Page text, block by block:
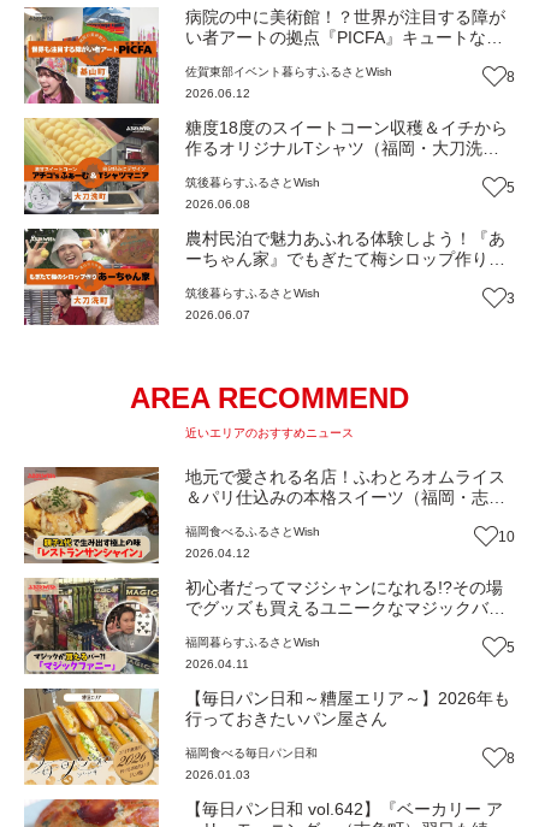
病院の中に美術館！？世界が注目する障が
い者アートの拠点『PICFA』キュートなオ
とWish】
佐賀東部イベント暮らす ふるさとWish
2026.06.12
8
糖度18度のスイートコーン収穫＆イチから
作るオリジナルTシャツ（福岡・大刀洗
筑後暮らす ふるさとWish
2026.06.08
5
農村民泊で魅力あふれる体験しよう！『あ
ーちゃん家』でもぎたて梅シロップ作り
筑後暮らすふるさとWish
2026.06.07
3
AREA RECOMMEND
近いエリアのおすすめニュース
地元で愛される名店！ふわとろオムライス
＆パリ仕込みの本格スイーツ（福岡・志免
福岡食べるふるさとWish
2026.04.12
10
初心者だってマジシャンになれる!?その場
でグッズも買えるユニークなマジックバー
福岡暮らすふるさとWish
2026.04.11
5
【毎日パン日和～糟屋エリア～】2026年も
行っておきたいパン屋さん
福岡食べる毎日パン日和
2026.01.03
8
【毎日パン日和 vol.642】『ベーカリー ア